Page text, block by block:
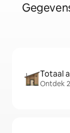
Totaal
Ontdek